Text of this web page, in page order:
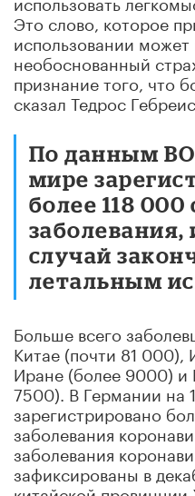
Это слово, которое
использовании может
необоснованный
признание того, что
сказал Тедрос
По данным
мире
более 118 000
заболевания,
случай
летальным
Больше всего
Китае (почти 81 000),
Иране (более 9000)
7500). В Германии на
зарегистрировано
заболевания
заболевания
зафиксированы в